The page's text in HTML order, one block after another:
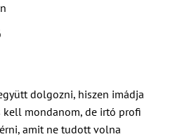
dolgozni, hiszen imádja
kell mondanom, de irtó profi
amit ne tudott volna